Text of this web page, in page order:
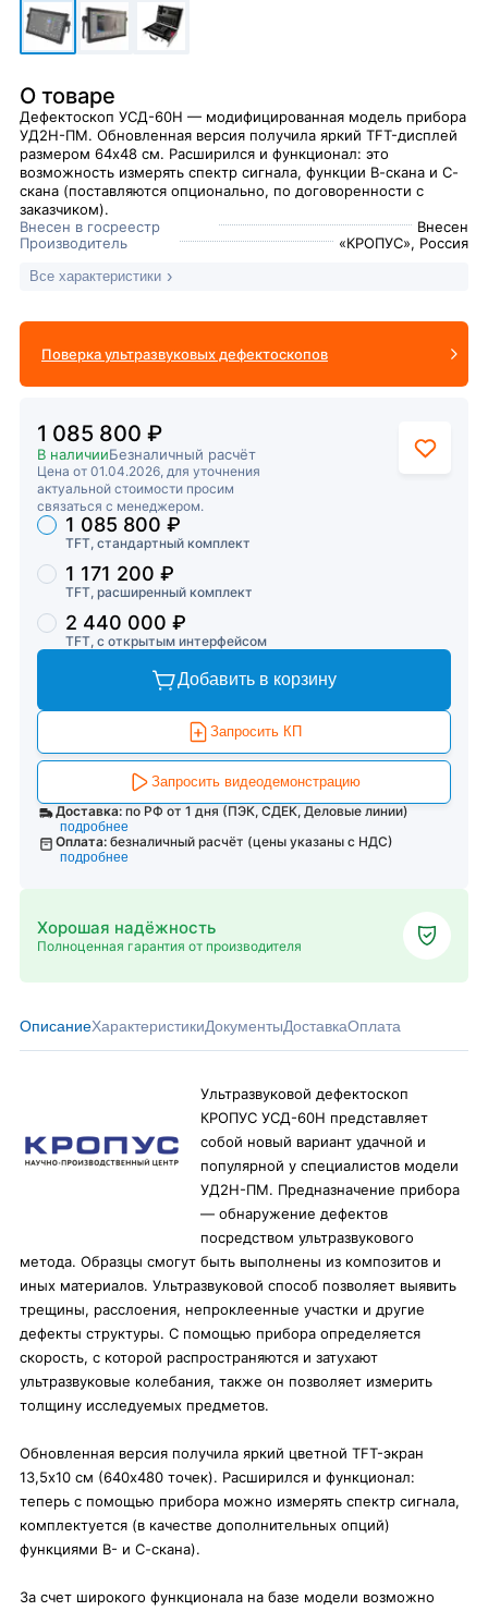
О товаре
Дефектоскоп УСД-60Н — модифицированная модель прибора
УД2Н-ПМ. Обновленная версия получила яркий TFT-дисплей
размером 64х48 см. Расширился и функционал: это
возможность измерять спектр сигнала, функции В-скана и С-
скана (поставляются опционально, по договоренности с
заказчиком).
Внесен в госреестр
Внесен
Производитель
«КРОПУС», Россия
Все характеристики
Поверка ультразвуковых дефектоскопов
1 085 800 ₽
В наличииБезналичный расчёт
Цена от 01.04.2026, для уточнения
актуальной стоимости просим
связаться с менеджером.
Торговые предложения
TFT, стандартный комплект
1 085 800 ₽
TFT, расширенный комплект
1 171 200 ₽
TFT, с открытым интерфейсом
2 440 000 ₽
Добавить в корзину
Запросить КП
Запросить видеодемонстрацию
Доставка: по РФ от 1 дня (ПЭК, СДЕК, Деловые линии)
подробнее
Оплата: безналичный расчёт (цены указаны с НДС)
подробнее
Хорошая надёжность
Полноценная гарантия от производителя
ОписаниеХарактеристикиДокументыДоставкаОплата
Ультразвуковой дефектоскоп
КРОПУС УСД-60Н представляет
собой новый вариант удачной и
популярной у специалистов модели
УД2Н-ПМ. Предназначение прибора
— обнаружение дефектов
посредством ультразвукового
метода. Образцы смогут быть выполнены из композитов и
иных материалов. Ультразвуковой способ позволяет выявить
трещины, расслоения, непроклеенные участки и другие
дефекты структуры. С помощью прибора определяется
скорость, с которой распространяются и затухают
ультразвуковые колебания, также он позволяет измерить
толщину исследуемых предметов.
Обновленная версия получила яркий цветной TFT-экран
13,5х10 см (640х480 точек). Расширился и функционал:
теперь с помощью прибора можно измерять спектр сигнала,
комплектуется (в качестве дополнительных опций)
функциями В- и С-скана).
За счет широкого функционала на базе модели возможно